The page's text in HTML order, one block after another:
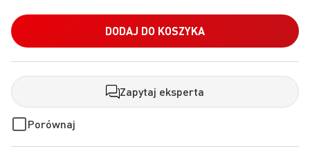
DODAJ DO KOSZYKA
Zapytaj eksperta
Porównaj